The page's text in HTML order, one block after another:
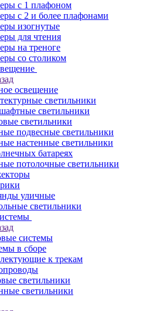
с 1 плафоном
с 2 и более плафонами
изогнутые
для чтения
на треноге
со столиком
освещение
светильники
светильники
светильники
подвесные светильники
настенные светильники
батареях
потолочные светильники
уличные
светильники
системы
в сборе
к трекам
светильники
светильники